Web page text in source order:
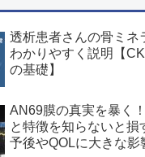
透析患者さんの骨ミネ
わかりやすく説明【
の基礎】
AN69膜の真実を暴く
と特徴を知らないと損
予後やQOLに大きな影